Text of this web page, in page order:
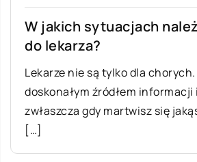
W jakich sytuacjach
do lekarza?
Lekarze nie są tylko dla
doskonałym źródłem informacji
zwłaszcza gdy martwisz się
[…]